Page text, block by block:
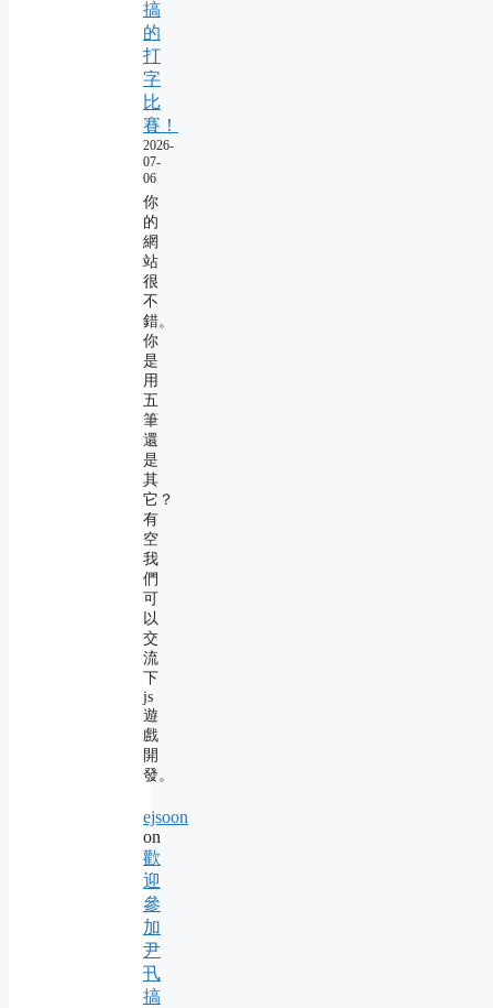
搞
的
打
字
比
賽！
2026-
07-
06
你
的
網
站
很
不
錯。
你
是
用
五
筆
還
是
其
它？
有
空
我
們
可
以
交
流
下
js
遊
戲
開
發。
ejsoon
on
歡
迎
參
加
尹
卂
搞